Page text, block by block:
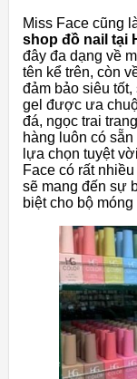
Miss Face cũng
shop đồ nail tại
đây đa dạng về
tên kể trên, còn
đảm bảo siêu
gel được ưa
đá, ngọc trai
hàng luôn có
lựa chọn tuyệt
Face có rất
sẽ mang đến sự
biệt cho bộ móng